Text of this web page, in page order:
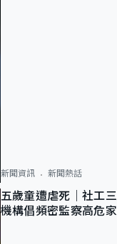
新聞資訊 新聞熱話
五歲童遭虐死｜社工
機構倡頻密監察高危